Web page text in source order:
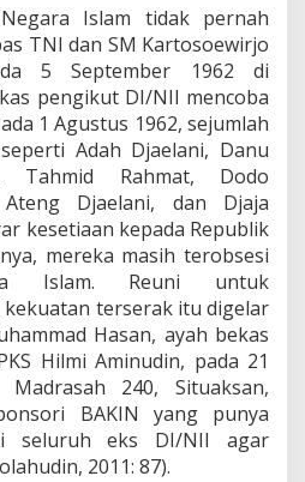
Islam tidak pernah
TNI dan SM Kartosoewirjo
5 September 1962 di
pengikut DI/NII mencoba
1 Agustus 1962, sejumlah
Adah Djaelani, Danu
Tahmid Rahmat, Dodo
Djaelani, dan Djaja
kesetiaan kepada Republik
mereka masih terobsesi
Islam. Reuni untuk
terserak itu digelar
Hasan, ayah bekas
Hilmi Aminudin, pada 21
240, Situaksan,
BAKIN yang punya
seluruh eks DI/NII agar
2011: 87).